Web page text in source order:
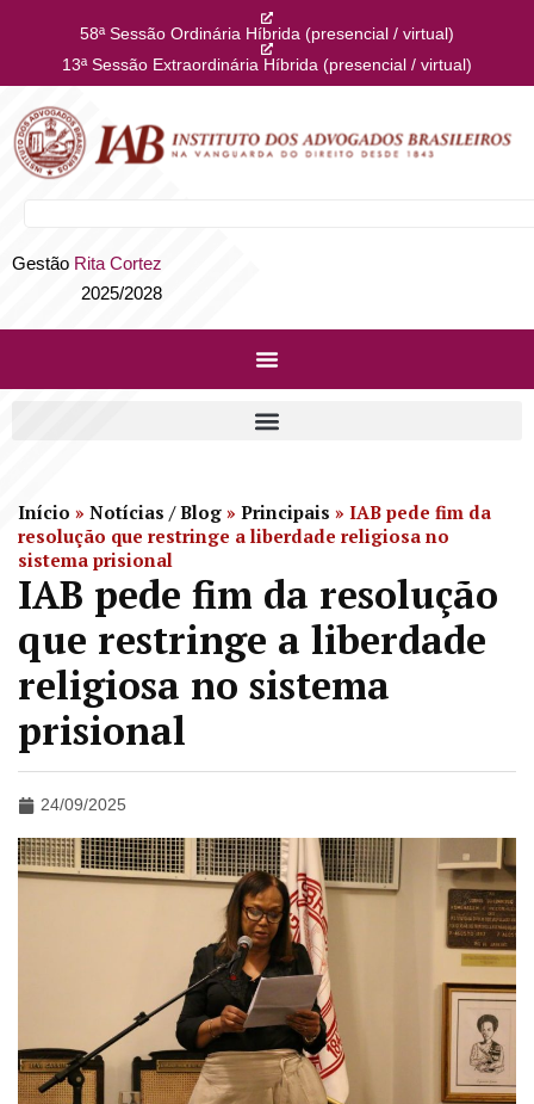
58ª Sessão Ordinária Híbrida (presencial / virtual)
13ª Sessão Extraordinária Híbrida (presencial / virtual)
Gestão Rita Cortez
2025/2028
Início » Notícias / Blog » Principais » IAB pede fim da
resolução que restringe a liberdade religiosa no
sistema prisional
IAB pede fim da resolução
que restringe a liberdade
religiosa no sistema
prisional
24/09/2025